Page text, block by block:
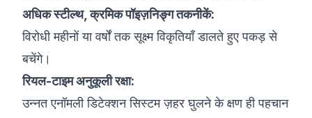
अधिक स्टील्थ, क्रमिक पॉइज़निङ्ग तकनीकें:
विरोधी महीनों या वर्षों तक सूक्ष्म विकृतियाँ डालते हुए पकड़ से
बचेंगे।
रियल-टाइम अनुकूली रक्षा:
उन्नत एनॉमली डिटेक्शन सिस्टम ज़हर घुलने के क्षण ही पहचान